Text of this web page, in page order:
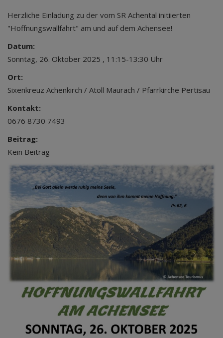
Herzliche Einladung zu der vom SR Achental initiierten
"Hoffnungswallfahrt" am und auf dem Achensee!
Datum:
Sonntag, 26. Oktober 2025 , 11:15-13:30 Uhr
Ort:
Sixenkreuz Achenkirch / Atoll Maurach / Pfarrkirche Pertisau
Kontakt:
0676 8730 7493
Beitrag:
Kein Beitrag